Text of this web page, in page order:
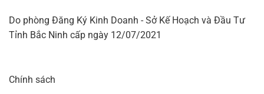
Do phòng Đăng Ký Kinh Doanh - Sở Kế Hoạch và Đầu Tư
Tỉnh Bắc Ninh cấp ngày 12/07/2021
Chính sách